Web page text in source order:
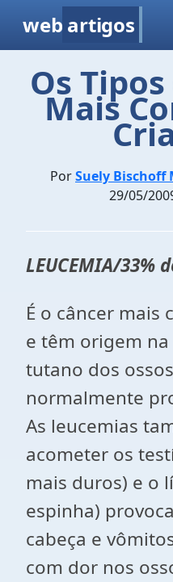
web artigos
Os
Mais
PorSuely Bischoff
29/05/
LEUCEMIA/33%
É o câncer mais
e têm origem
tutano dos
normalmente
As leucemias
acometer os
mais duros) e o
espinha)
cabeça e
com dor nos